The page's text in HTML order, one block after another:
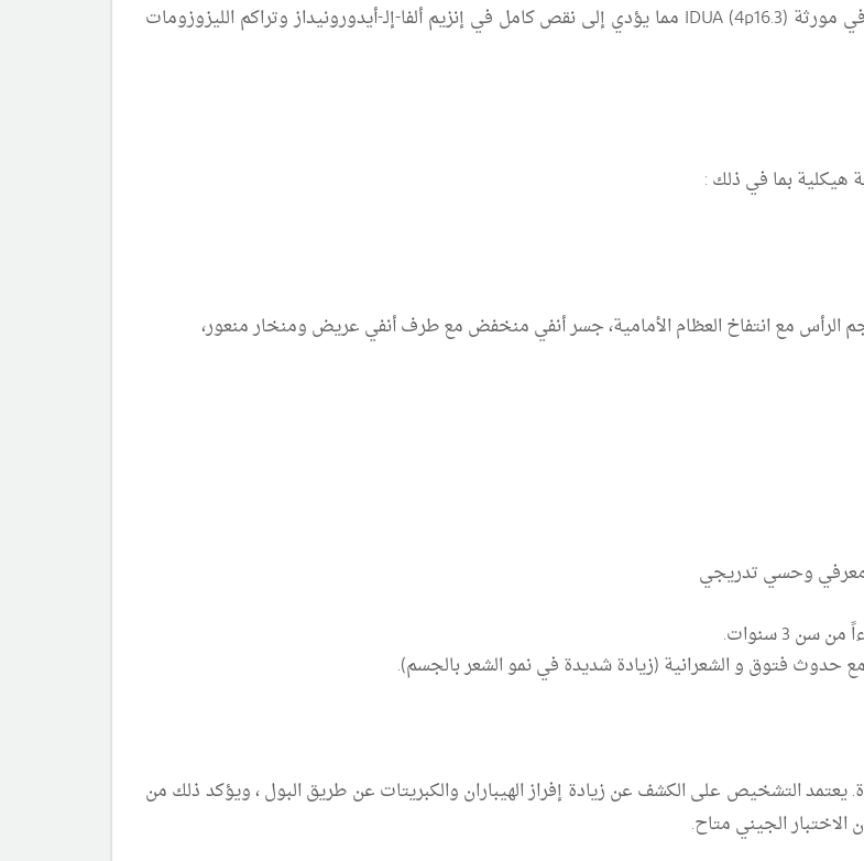
مورثة (IDUA (4p16.3 مما يؤدي إلى نقص كامل في إنزيم ألفا-إلـ-أيدورونيداز وتراكم الليزوزومات
هيكلية بما في ذلك :
مع انتفاخ العظام الأمامية، جسر أنفي منخفض مع طرف أنفي عريض ومنخار منعور،
معرفي وحسي تدريجي
3 سنوات.
فتوق و الشعرانية (زيادة شديدة في نمو الشعر بالجسم).
التشخيص على الكشف عن زيادة إفراز الهيباران والكبريتات عن طريق البول ، ويؤكد ذلك من
الاختبار الجيني متاح.